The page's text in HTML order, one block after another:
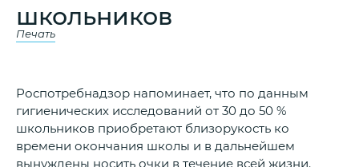
школьников
Печать
Роспотребнадзор напоминает, что по данным
гигиенических исследований от 30 до 50 %
школьников приобретают близорукость ко
времени окончания школы и в дальнейшем
вынуждены носить очки в течение всей жизни.